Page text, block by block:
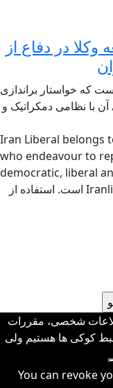
در دفاع از
که خواستار براندازی
با نظامی دمکراتیک و
Iran Liberal belongs
who endeavour to
democratic, liberal
کلیه حقوق قانونی این سایت متعلق به Iranliberal است. استفاده از
شخصی، مقررات
کوکی ها هستیم ولی
You can revoke